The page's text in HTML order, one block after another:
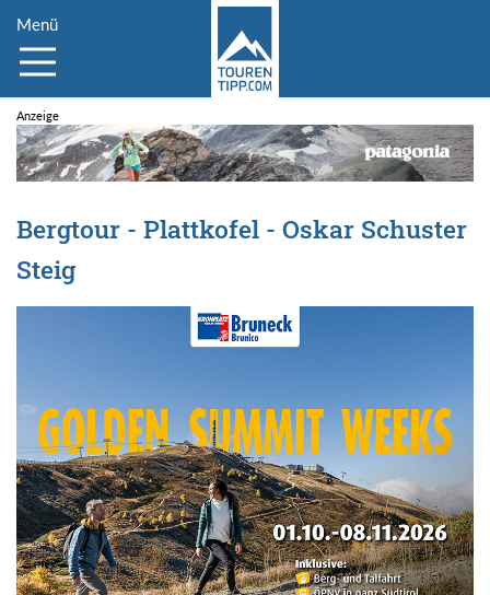
Menü
Bergtour - Plattkofel - Oskar Schuster
Steig